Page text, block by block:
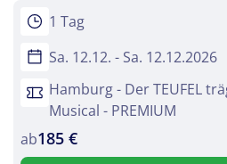
1 Tag
Sa. 12.12. - Sa. 12.12.2026
Hamburg - Der TEUFEL
Musical - PREMIUM
ab185 €